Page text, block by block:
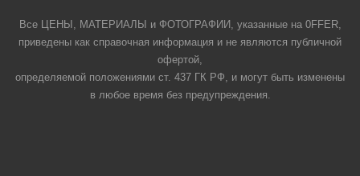
Все ЦЕНЫ, МАТЕРИАЛЫ и ФОТОГРАФИИ, указанные на 0FFER,
приведены как справочная информация и не являются публичной
офертой,
определяемой положениями ст. 437 ГК РФ, и могут быть изменены
в любое время без предупреждения.